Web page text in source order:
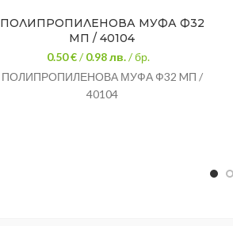
ПОЛИПРОПИЛЕНОВА МУФА Ф32
MП / 40104
0.50 €/0.98лв. / бр.
ПОЛИПРОПИЛЕНОВА МУФА Ф32 MП /
40104